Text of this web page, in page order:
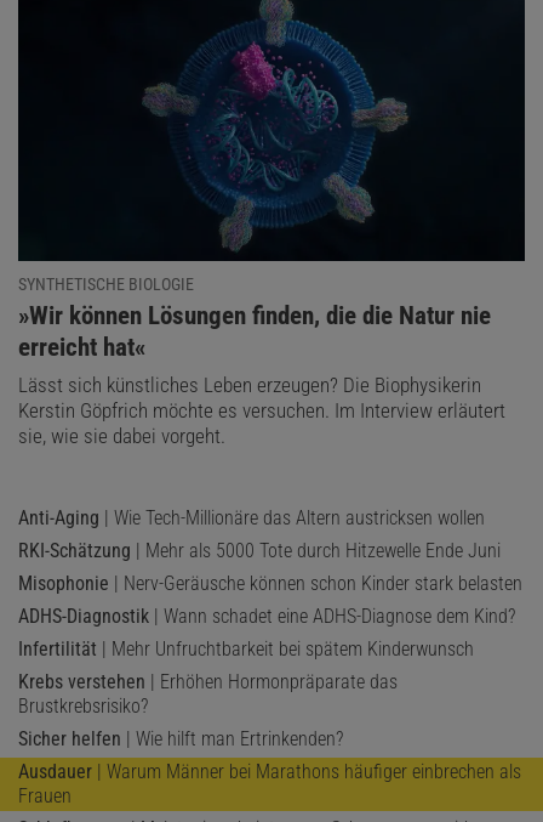
SYNTHETISCHE BIOLOGIE
:
»Wir können Lösungen finden, die die Natur nie
erreicht hat«
Lässt sich künstliches Leben erzeugen? Die Biophysikerin
Kerstin Göpfrich möchte es versuchen. Im Interview erläutert
sie, wie sie dabei vorgeht.
Anti-Aging | Wie Tech-Millionäre das Altern austricksen wollen
RKI-Schätzung | Mehr als 5000 Tote durch Hitzewelle Ende Juni
Misophonie | Nerv-Geräusche können schon Kinder stark belasten
ADHS-Diagnostik | Wann schadet eine ADHS-Diagnose dem Kind?
Infertilität | Mehr Unfruchtbarkeit bei spätem Kinderwunsch
Krebs verstehen | Erhöhen Hormonpräparate das
Brustkrebsrisiko?
Sicher helfen | Wie hilft man Ertrinkenden?
Ausdauer | Warum Männer bei Marathons häufiger einbrechen als
Frauen